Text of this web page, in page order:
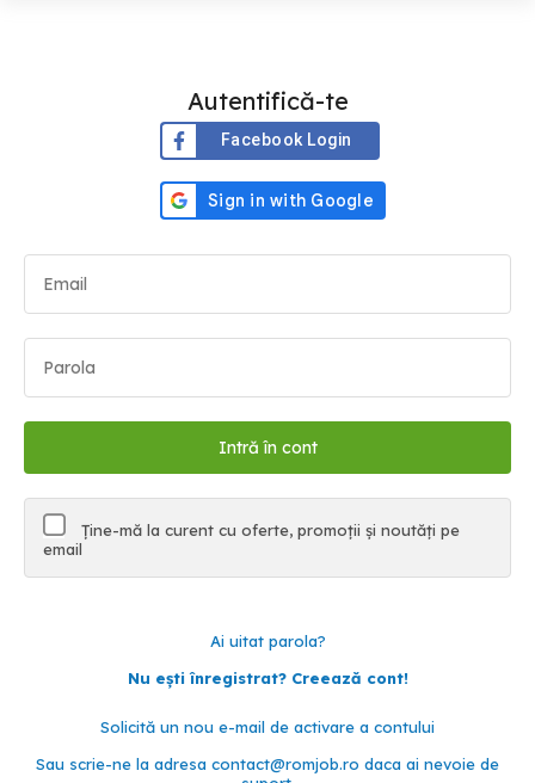
Autentifică-te
Facebook Login
Ține-mă la curent cu oferte, promoții și noutăți pe
email
Ai uitat parola?
Nu ești înregistrat? Creează cont!
Solicită un nou e-mail de activare a contului
Sau scrie-ne la adresa contact@romjob.ro daca ai nevoie de